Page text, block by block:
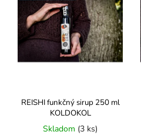
REISHI funkčný sirup 250 ml
KOLDOKOL
Skladom (3 ks)